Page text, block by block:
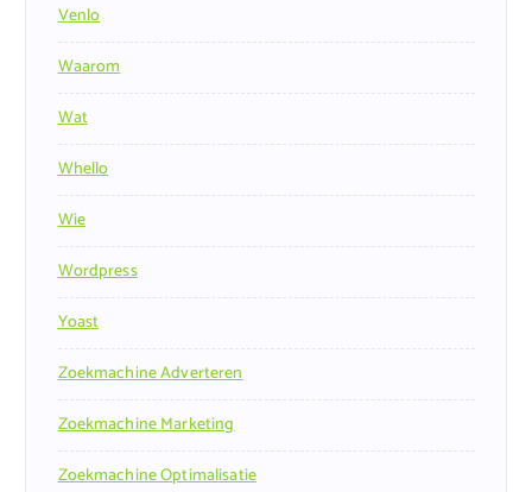
Venlo
Waarom
Wat
Whello
Wie
Wordpress
Yoast
Zoekmachine Adverteren
Zoekmachine Marketing
Zoekmachine Optimalisatie